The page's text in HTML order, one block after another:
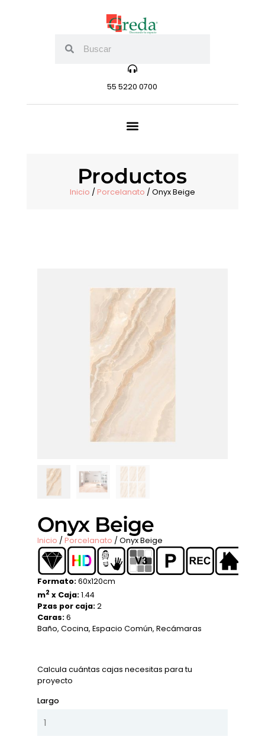
55 5220 0700
Productos
Inicio / Porcelanato / Onyx Beige
Onyx Beige
Inicio / Porcelanato / Onyx Beige
Formato:60x120cm
m2 x Caja:1.44
Pzas por caja:2
Caras:6
Baño, Cocina, Espacio Común, Recámaras
Calcula cuántas cajas necesitas para tu
proyecto
Largo